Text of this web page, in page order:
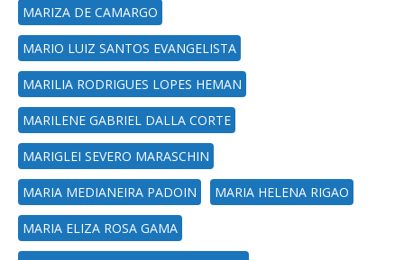
MARIZA DE CAMARGO
MARIO LUIZ SANTOS EVANGELISTA
MARILIA RODRIGUES LOPES HEMAN
MARILENE GABRIEL DALLA CORTE
MARIGLEI SEVERO MARASCHIN
MARIA MEDIANEIRA PADOIN MARIA HELENA RIGAO
MARIA ELIZA ROSA GAMA